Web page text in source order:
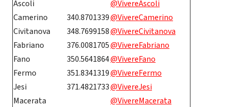
Ascoli
@VivereAscoli
Camerino
340.8701339@VivereCamerino
Civitanova
348.7699158@VivereCivitanova
Fabriano
376.0081705@VivereFabriano
Fano
350.5641864@VivereFano
Fermo
351.8341319@VivereFermo
Jesi
371.4821733@VivereJesi
Macerata
@VivereMacerata